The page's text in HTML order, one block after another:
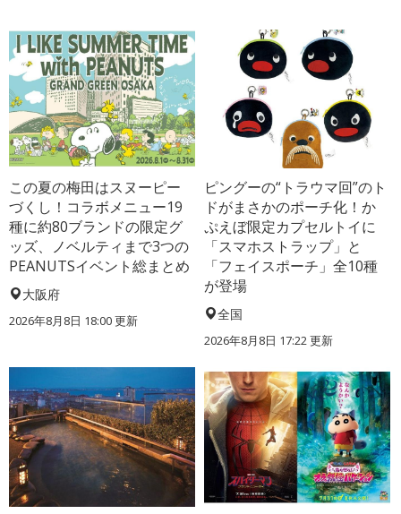
この夏の梅田はスヌーピー
づくし！コラボメニュー19
種に約80ブランドの限定グ
ッズ、ノベルティまで3つの
PEANUTSイベント総まとめ
大阪府
2026年8月8日 18:00更新
ピングーの“トラウマ回”のト
ドがまさかのポーチ化！か
ぷえぼ限定カプセルトイに
「スマホストラップ」と
「フェイスポーチ」全10種
が登場
全国
2026年8月8日 17:22更新